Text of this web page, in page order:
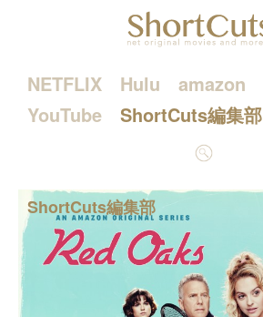
NETFLIX Hulu amazon
YouTube
ShortCuts編集部
検
索
ShortCuts編集部